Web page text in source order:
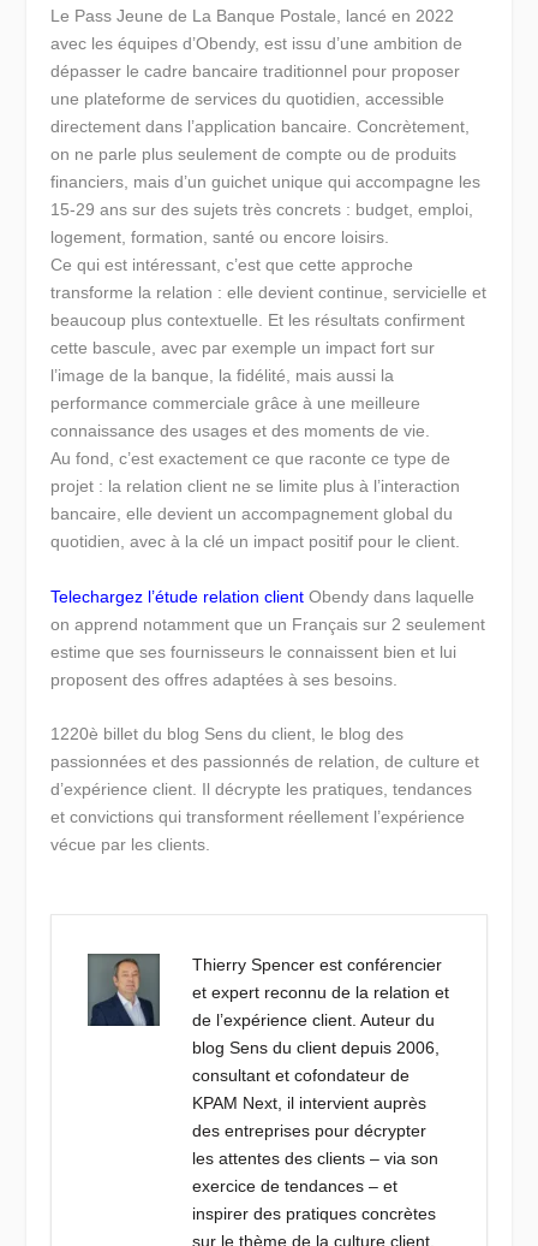
Le Pass Jeune de La Banque Postale, lancé en 2022
avec les équipes d’Obendy, est issu d’une ambition de
dépasser le cadre bancaire traditionnel pour proposer
une plateforme de services du quotidien, accessible
directement dans l’application bancaire. Concrètement,
on ne parle plus seulement de compte ou de produits
financiers, mais d’un guichet unique qui accompagne les
15-29 ans sur des sujets très concrets : budget, emploi,
logement, formation, santé ou encore loisirs.
Ce qui est intéressant, c’est que cette approche
transforme la relation : elle devient continue, servicielle et
beaucoup plus contextuelle. Et les résultats confirment
cette bascule, avec par exemple un impact fort sur
l’image de la banque, la fidélité, mais aussi la
performance commerciale grâce à une meilleure
connaissance des usages et des moments de vie.
Au fond, c’est exactement ce que raconte ce type de
projet : la relation client ne se limite plus à l’interaction
bancaire, elle devient un accompagnement global du
quotidien, avec à la clé un impact positif pour le client.
Telechargez l’étude relation client Obendy dans laquelle
on apprend notamment que un Français sur 2 seulement
estime que ses fournisseurs le connaissent bien et lui
proposent des offres adaptées à ses besoins.
1220è billet du blog Sens du client, le blog des
passionnées et des passionnés de relation, de culture et
d’expérience client. Il décrypte les pratiques, tendances
et convictions qui transforment réellement l’expérience
vécue par les clients.
Thierry Spencer est conférencier
et expert reconnu de la relation et
de l’expérience client. Auteur du
blog Sens du client depuis 2006,
consultant et cofondateur de
KPAM Next, il intervient auprès
des entreprises pour décrypter
les attentes des clients – via son
exercice de tendances – et
inspirer des pratiques concrètes
sur le thème de la culture client.